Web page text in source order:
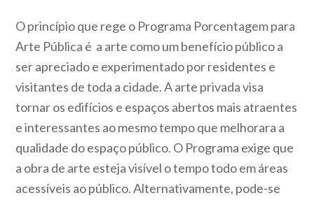
O princípio que rege o Programa Porcentagem para
Arte Pública é a arte como um benefício público a
ser apreciado e experimentado por residentes e
visitantes de toda a cidade. A arte privada visa
tornar os edifícios e espaços abertos mais atraentes
e interessantes ao mesmo tempo que melhorara a
qualidade do espaço público. O Programa exige que
a obra de arte esteja visível o tempo todo em áreas
acessíveis ao público. Alternativamente, pode-se